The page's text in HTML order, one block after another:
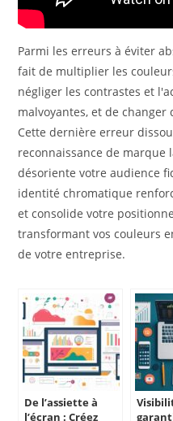
Parmi les erreurs à éviter
fait de multiplier les
négliger les contrastes et
malvoyantes, et de
Cette dernière erreur
reconnaissance de
désoriente votre audience
identité chromatique
et consolide votre
transformant vos couleurs
de votre entreprise.
De l’assiette à
l’écran : Créez